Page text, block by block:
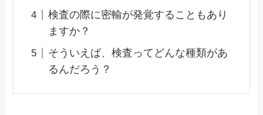
検査の際に密輸が発覚することもあり
ますか？
そういえば、検査ってどんな種類があ
るんだろう？